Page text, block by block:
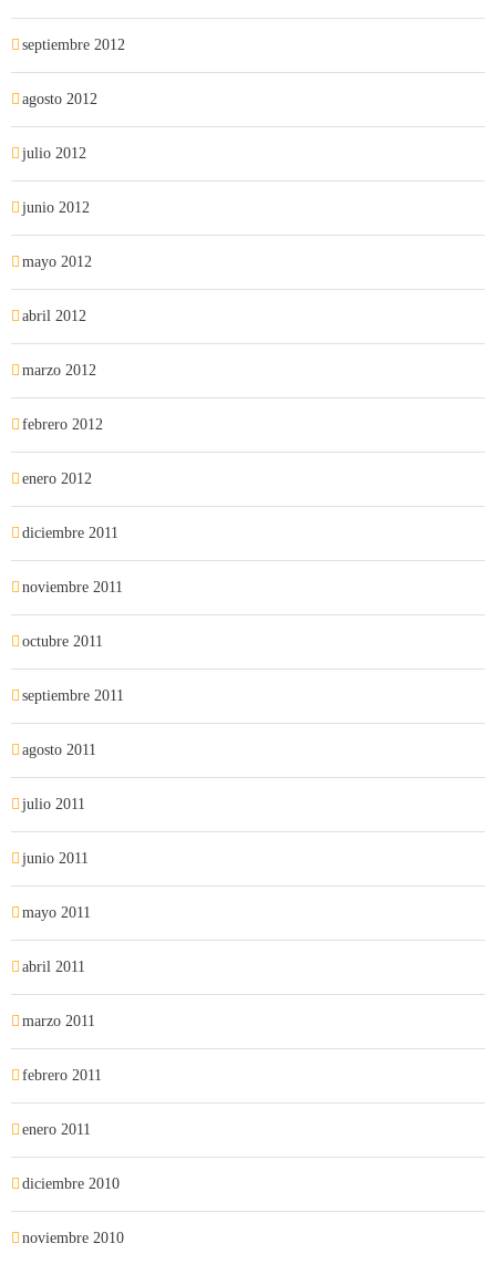
septiembre 2012
agosto 2012
julio 2012
junio 2012
mayo 2012
abril 2012
marzo 2012
febrero 2012
enero 2012
diciembre 2011
noviembre 2011
octubre 2011
septiembre 2011
agosto 2011
julio 2011
junio 2011
mayo 2011
abril 2011
marzo 2011
febrero 2011
enero 2011
diciembre 2010
noviembre 2010